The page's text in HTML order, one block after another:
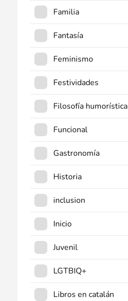
Familia
Fantasía
Feminismo
Festividades
Filosofía humorística
Funcional
Gastronomía
Historia
inclusion
Inicio
Juvenil
LGTBIQ+
Libros en catalán